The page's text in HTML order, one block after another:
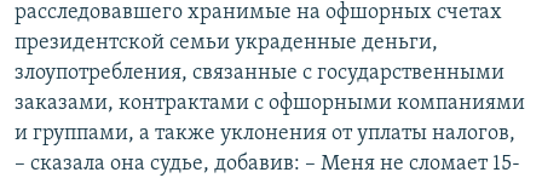
расследовавшего хранимые на офшорных счетах
президентской семьи украденные деньги,
злоупотребления, связанные с государственными
заказами, контрактами с офшорными компаниями
и группами, а также уклонения от уплаты налогов,
– сказала она судье, добавив: – Меня не сломает 15-